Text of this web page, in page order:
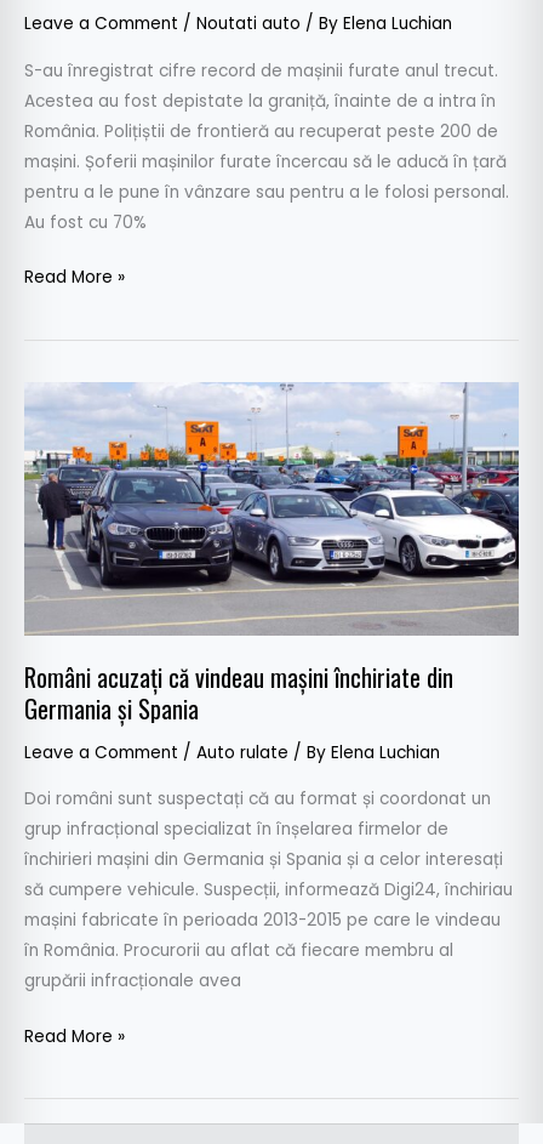
Leave a Comment / Noutati auto / By Elena Luchian
S-au înregistrat cifre record de mașinii furate anul trecut.
Acestea au fost depistate la graniță, înainte de a intra în
România. Polițiștii de frontieră au recuperat peste 200 de
mașini. Șoferii mașinilor furate încercau să le aducă în țară
pentru a le pune în vânzare sau pentru a le folosi personal.
Au fost cu 70%
Read More »
Români acuzați că vindeau mașini închiriate din
Germania și Spania
Leave a Comment / Auto rulate / By Elena Luchian
Doi români sunt suspectați că au format și coordonat un
grup infracțional specializat în înșelarea firmelor de
închirieri mașini din Germania și Spania și a celor interesați
să cumpere vehicule. Suspecții, informează Digi24, închiriau
mașini fabricate în perioada 2013-2015 pe care le vindeau
în România. Procurorii au aflat că fiecare membru al
grupării infracționale avea
Români
acuzați
că
vindeau
mașini
închiriate
Germania
și
Spania
Read More »